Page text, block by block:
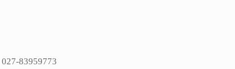
83959773